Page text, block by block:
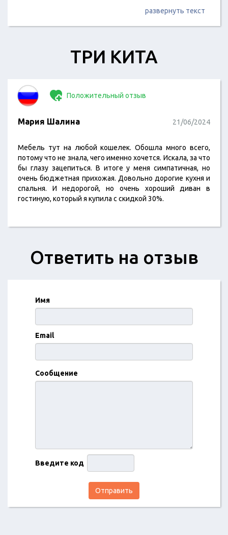
развернуть текст
ТРИ КИТА
Положительный отзыв
Мария Шалина 21/06/2024
Мебель тут на любой кошелек. Обошла много всего,
потому что не знала, чего именно хочется. Искала, за что
бы глазу зацепиться. В итоге у меня симпатичная, но
очень бюджетная прихожая. Довольно дорогие кухня и
спальня. И недорогой, но очень хороший диван в
гостиную, который я купила с скидкой 30%.
Ответить на отзыв
Имя
Email
Сообщение
Введите код
Отправить